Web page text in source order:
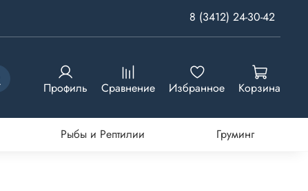
8 (3412) 24-30-42
Профиль Сравнение Избранное Корзина
Рыбы и Рептилии Груминг